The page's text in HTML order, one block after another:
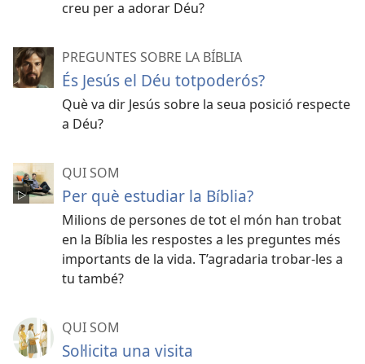
creu per a adorar Déu?
PREGUNTES SOBRE LA BÍBLIA
És Jesús el Déu totpoderós?
Què va dir Jesús sobre la seua posició respecte
a Déu?
QUI SOM
Per què estudiar la Bíblia?
Milions de persones de tot el món han trobat
en la Bíblia les respostes a les preguntes més
importants de la vida. T’agradaria trobar-les a
tu també?
QUI SOM
Soŀlicita una visita